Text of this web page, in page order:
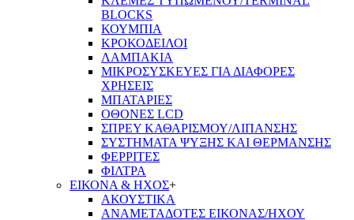
BLOCKS
ΚΟΥΜΠΙΑ
ΚΡΟΚΟΔΕΙΛΟΙ
ΛΑΜΠΑΚΙΑ
ΜΙΚΡΟΣΥΣΚΕΥΕΣ ΓΙΑ ΔΙΑΦΟΡΕΣ
ΧΡΗΣΕΙΣ
ΜΠΑΤΑΡΙΕΣ
ΟΘΟΝΕΣ LCD
ΣΠΡΕΥ ΚΑΘΑΡΙΣΜΟΥ/ΛΙΠΑΝΣΗΣ
ΣΥΣΤΗΜΑΤΑ ΨΥΞΗΣ ΚΑΙ ΘΕΡΜΑΝΣΗΣ
ΦΕΡΡΙΤΕΣ
ΦΙΛΤΡΑ
ΕΙΚΟΝΑ & ΗΧΟΣ+
ΑΚΟΥΣΤΙΚΑ
ΑΝΑΜΕΤΑΔΟΤΕΣ ΕΙΚΟΝΑΣ/ΗΧΟΥ